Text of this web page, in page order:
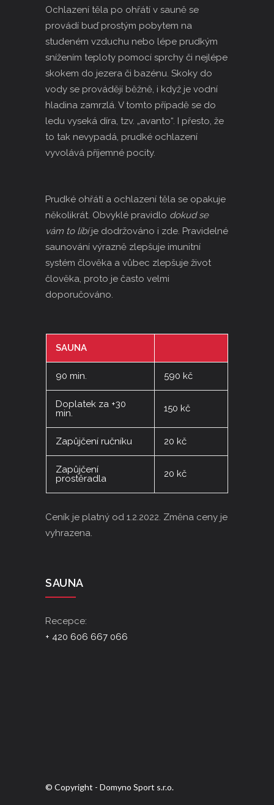
Ochlazení těla po ohřátí v sauně se
provádí buď prostým pobytem na
studeném vzduchu nebo lépe prudkým
snížením teploty pomocí sprchy či nejlépe
skokem do jezera či bazénu. Skoky do
vody se provádějí běžně, i když je vodní
hladina zamrzlá. V tomto případě se do
ledu vyseká díra, tzv. „avanto“. I přesto, že
to tak nevypadá, prudké ochlazení
vyvolává příjemné pocity.
Prudké ohřátí a ochlazení těla se opakuje
několikrát. Obvyklé pravidlo dokud se
vám to líbíje dodržováno i zde. Pravidelné
saunování výrazně zlepšuje imunitní
systém člověka a vůbec zlepšuje život
člověka, proto je často velmi
doporučováno.
SAUNA
90 min. 590 kč
Doplatek za +30
min.
150 kč
Zapůjčení ručníku 20 kč
Zapůjčení
prostěradla
20 kč
Ceník je platný od 1.2.2022. Změna ceny je
vyhrazena.
SAUNA
Recepce:
+ 420 606 667 066
© Copyright - Domyno Sport s.r.o.